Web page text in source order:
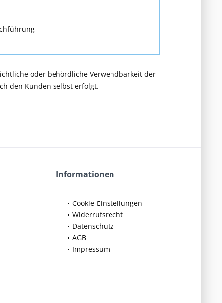
oder behördliche Verwendbarkeit der
den Kunden selbst erfolgt.
Informationen
Cookie-Einstellungen
Widerrufsrecht
Datenschutz
AGB
Impressum